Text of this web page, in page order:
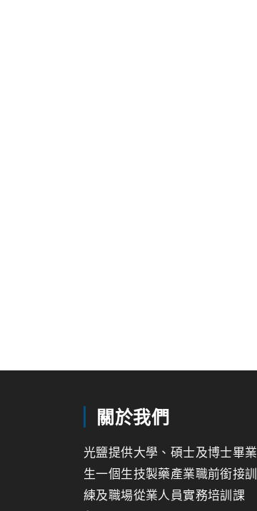
關於我們
光鹽提供大學、碩士及博士畢業
生一個生技製藥產業職前銜接訓
練及職場從業人員實務培訓課